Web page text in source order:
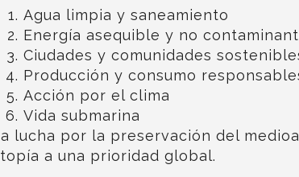
Agua limpia y saneamiento
Energía asequible y no
Ciudades y comunidades
Producción y consumo
Acción por el clima
Vida submarina
lucha por la preservación del
a una prioridad global.